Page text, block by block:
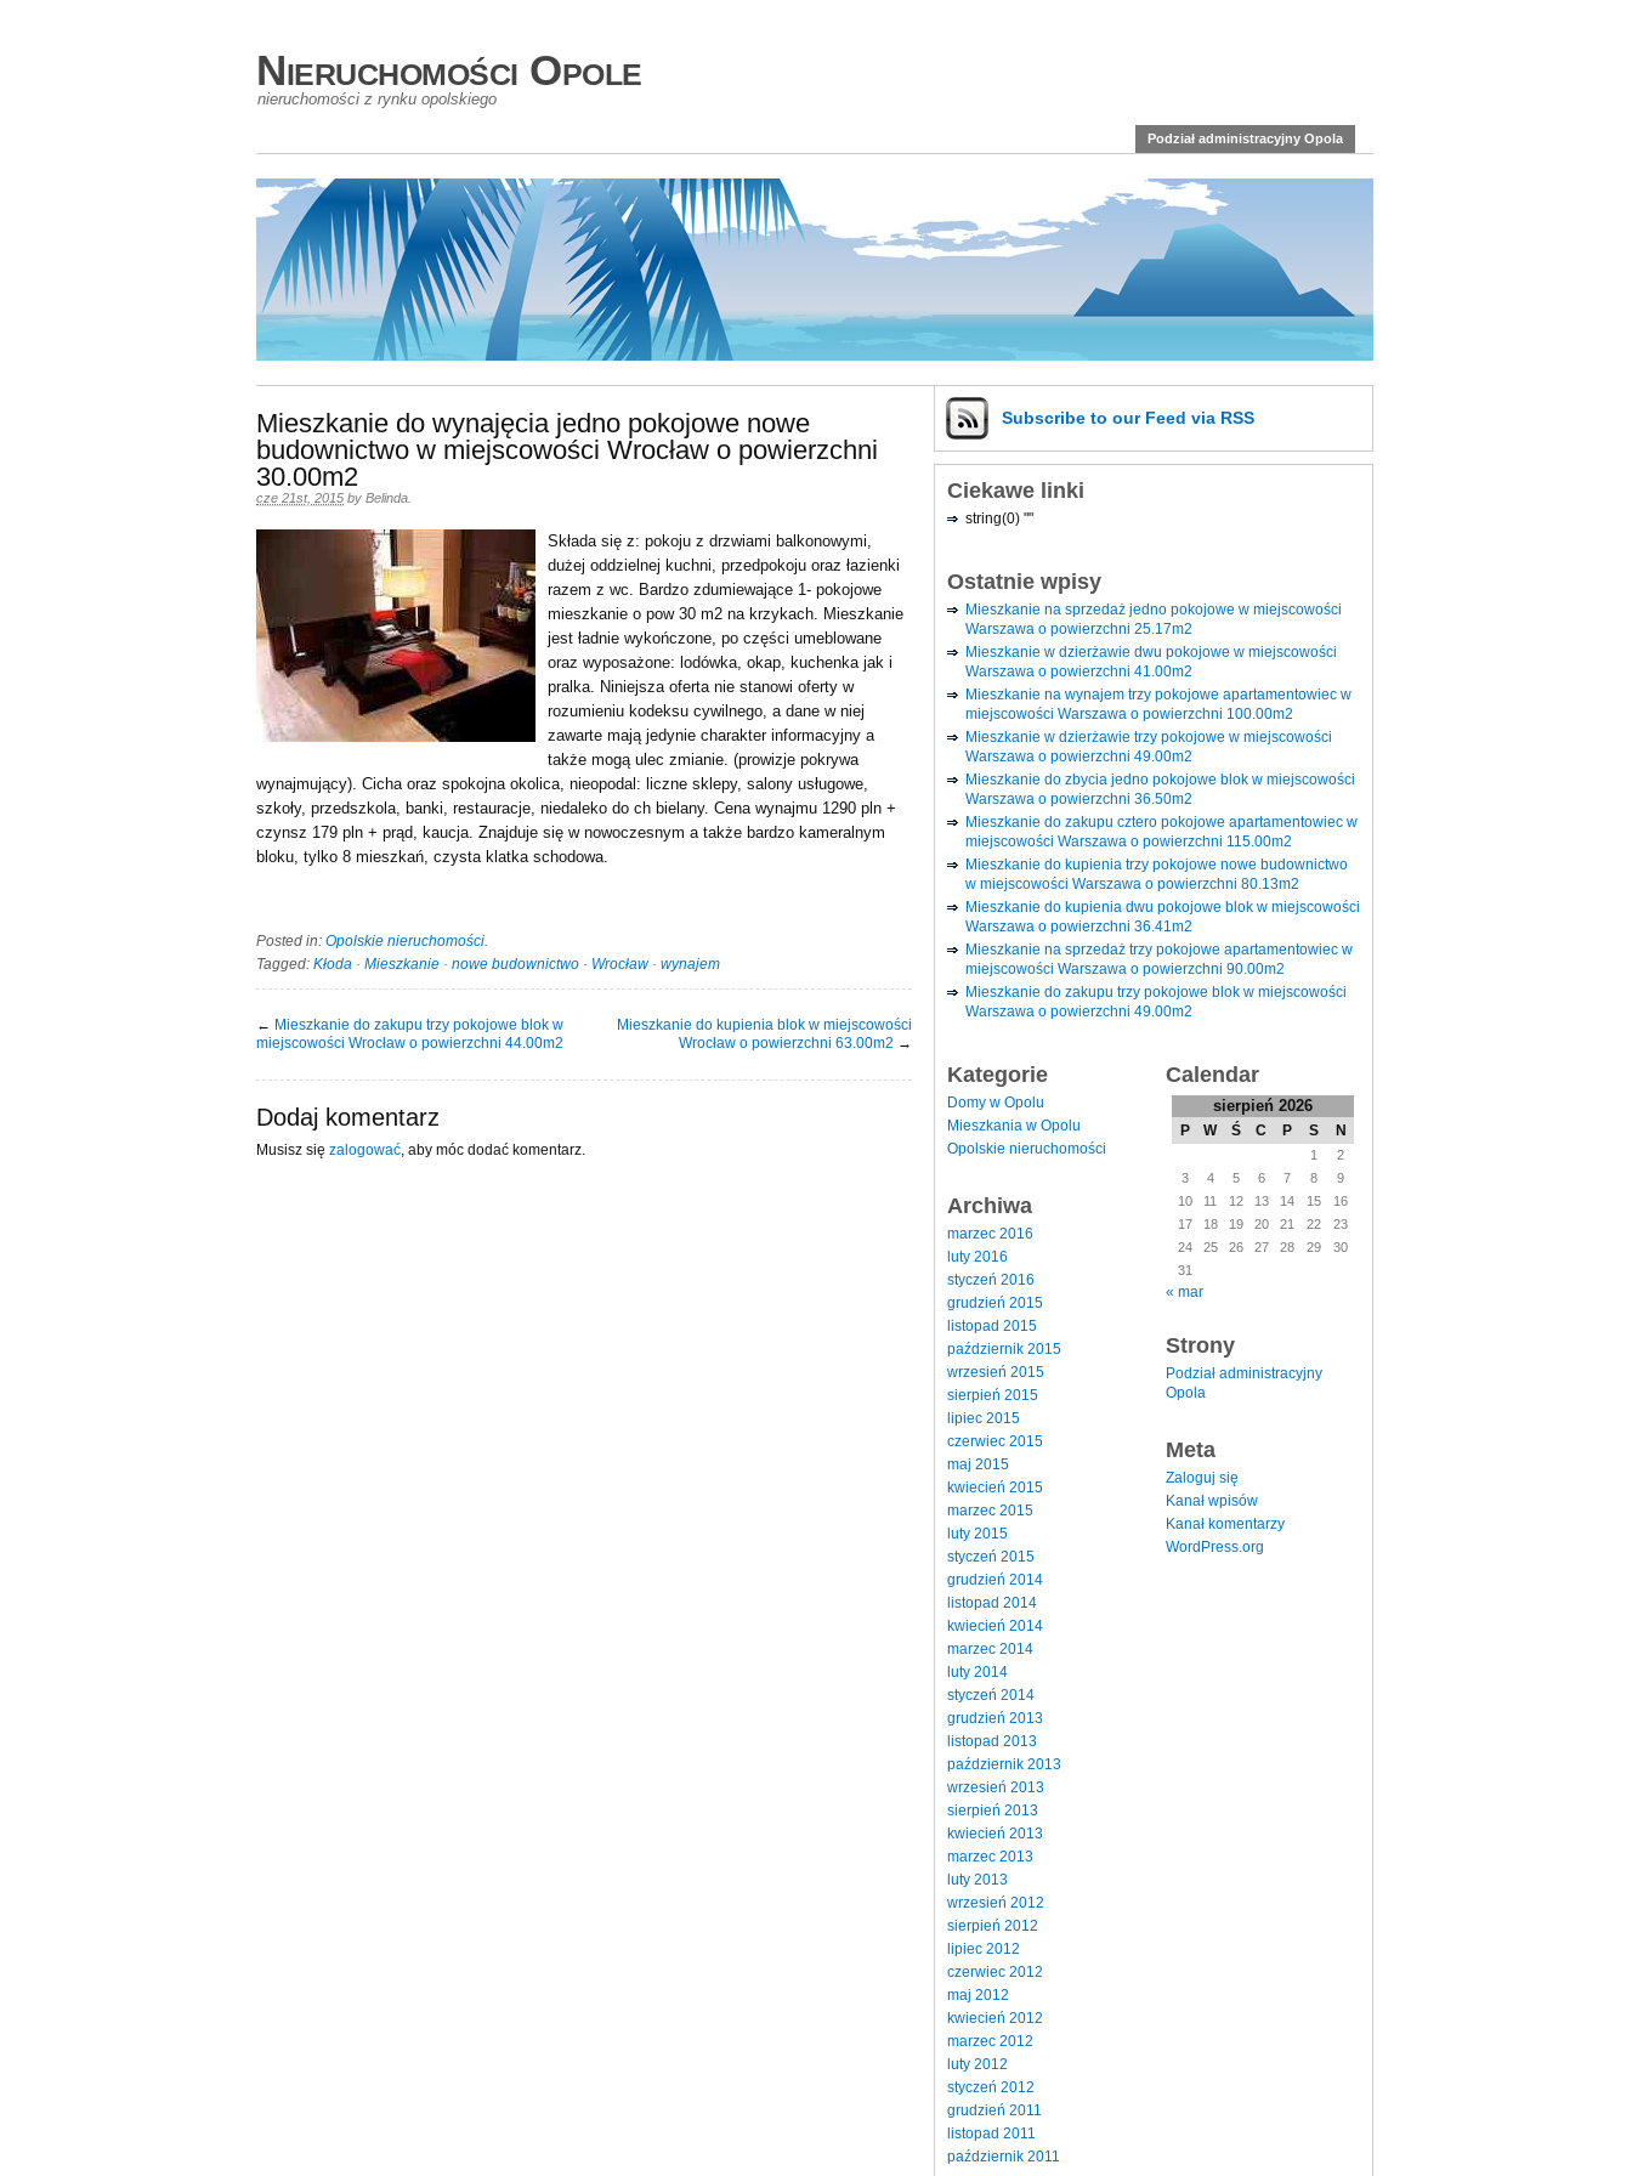
Nieruchomości Opole
nieruchomości z rynku opolskiego
Podział administracyjny Opola
Mieszkanie do wynajęcia jedno pokojowe nowe
budownictwo w miejscowości Wrocław o powierzchni
30.00m2
cze 21st, 2015 by Belinda
Składa się z: pokoju z drzwiami balkonowymi,
dużej oddzielnej kuchni, przedpokoju oraz łazienki
razem z wc. Bardzo zdumiewające 1- pokojowe
mieszkanie o pow 30 m2 na krzykach. Mieszkanie
jest ładnie wykończone, po części umeblowane
oraz wyposażone: lodówka, okap, kuchenka jak i
pralka. Niniejsza oferta nie stanowi oferty w
rozumieniu kodeksu cywilnego, a dane w niej
zawarte mają jedynie charakter informacyjny a
także mogą ulec zmianie. (prowizje pokrywa
wynajmujący). Cicha oraz spokojna okolica, nieopodal: liczne sklepy, salony usługowe,
szkoły, przedszkola, banki, restauracje, niedaleko do ch bielany. Cena wynajmu 1290 pln +
czynsz 179 pln + prąd, kaucja. Znajduje się w nowoczesnym a także bardzo kameralnym
bloku, tylko 8 mieszkań, czysta klatka schodowa.
Posted in: Opolskie nieruchomości.
Tagged: Kłoda · Mieszkanie · nowe budownictwo · Wrocław· wynajem
← Mieszkanie do zakupu trzy pokojowe blok w
miejscowości Wrocław o powierzchni 44.00m2
Mieszkanie do kupienia blok w miejscowości
Wrocław o powierzchni 63.00m2 →
Dodaj komentarz
Musisz się zalogować , aby móc dodać komentarz.
Subscribe to our Feed via RSS
Ciekawe linki
string(0) ""
Ostatnie wpisy
Mieszkanie na sprzedaż jedno pokojowe w miejscowości
Warszawa o powierzchni 25.17m2
Mieszkanie w dzierżawie dwu pokojowe w miejscowości
Warszawa o powierzchni 41.00m2
Mieszkanie na wynajem trzy pokojowe apartamentowiec w
miejscowości Warszawa o powierzchni 100.00m2
Mieszkanie w dzierżawie trzy pokojowe w miejscowości
Warszawa o powierzchni 49.00m2
Mieszkanie do zbycia jedno pokojowe blok w miejscowości
Warszawa o powierzchni 36.50m2
Mieszkanie do zakupu cztero pokojowe apartamentowiec w
miejscowości Warszawa o powierzchni 115.00m2
Mieszkanie do kupienia trzy pokojowe nowe budownictwo
w miejscowości Warszawa o powierzchni 80.13m2
Mieszkanie do kupienia dwu pokojowe blok w miejscowości
Warszawa o powierzchni 36.41m2
Mieszkanie na sprzedaż trzy pokojowe apartamentowiec w
miejscowości Warszawa o powierzchni 90.00m2
Mieszkanie do zakupu trzy pokojowe blok w miejscowości
Warszawa o powierzchni 49.00m2
Kategorie
Domy w Opolu
Mieszkania w Opolu
Opolskie nieruchomości
Archiwa
marzec 2016
luty 2016
styczeń 2016
grudzień 2015
listopad 2015
październik 2015
wrzesień 2015
sierpień 2015
lipiec 2015
czerwiec 2015
maj 2015
kwiecień 2015
marzec 2015
luty 2015
styczeń 2015
grudzień 2014
listopad 2014
kwiecień 2014
marzec 2014
luty 2014
styczeń 2014
grudzień 2013
listopad 2013
październik 2013
wrzesień 2013
sierpień 2013
kwiecień 2013
marzec 2013
luty 2013
wrzesień 2012
sierpień 2012
lipiec 2012
czerwiec 2012
maj 2012
kwiecień 2012
marzec 2012
luty 2012
styczeń 2012
grudzień 2011
listopad 2011
październik 2011
Calendar
sierpień 2026
P W Ś C P S N
1
2
3
4 5 6 7 8
9
10
11 12 13 14 15
16
17
18 19 20 21 22
23
24
25 26 27 28 29
30
31
« mar
Strony
Podział administracyjny
Opola
Meta
Zaloguj się
Kanał wpisów
Kanał komentarzy
WordPress.org